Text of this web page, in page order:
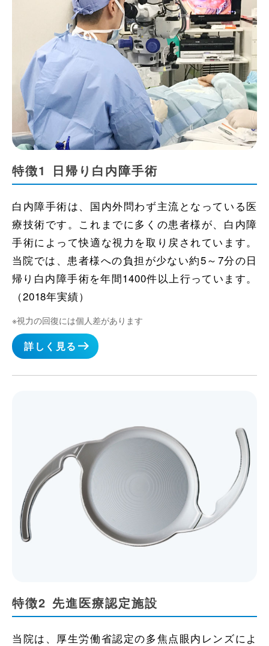
特徴1 日帰り白内障手術
白内障手術は、国内外問わず主流となっている医
療技術です。これまでに多くの患者様が、白内障
手術によって快適な視力を取り戻されています。
当院では、患者様への負担が少ない約5～7分の日
帰り白内障手術を年間1400件以上行っています。
（2018年実績）
※視力の回復には個人差があります
詳しく見る
特徴2 先進医療認定施設
当院は、厚生労働省認定の多焦点眼内レンズによ